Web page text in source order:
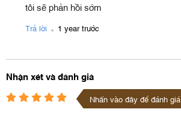
tôi sẽ phản hồi sớm
Trả lời . 1 year trước
Nhận xét và đánh giá
Nhấn vào đây để đánh giá